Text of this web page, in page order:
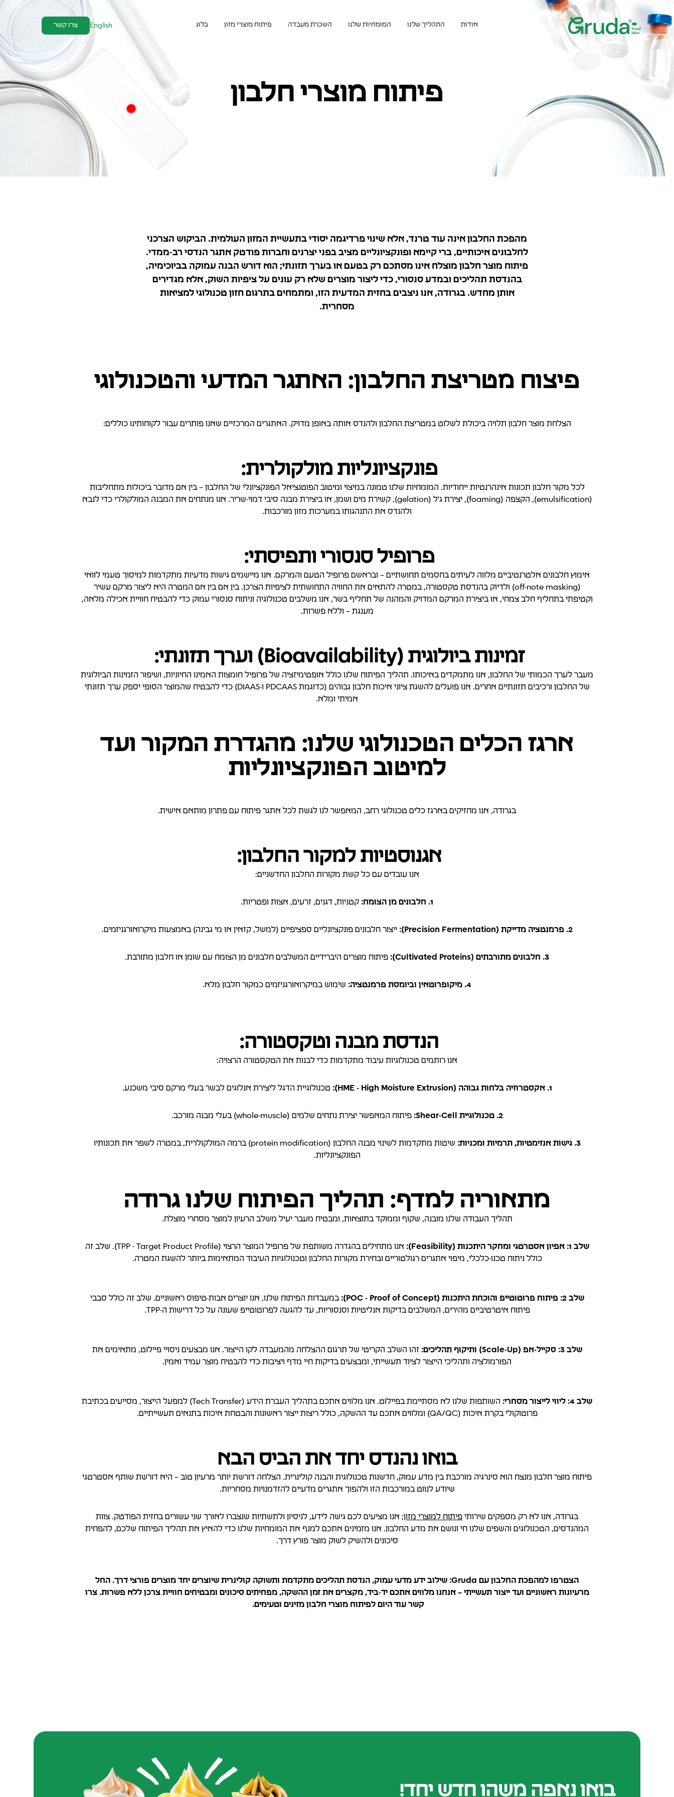
אודות התהליך שלנו המומחיות שלנו השכרת מעבדה פיתוח מוצרי מזון בלוג English צרו קשר
פיתוח מוצרי חלבון
מהפכת החלבון אינה עוד טרנד, אלא שינוי פרדיגמה יסודי בתעשיית המזון העולמית. הביקוש הצרכני
לחלבונים איכותיים, ברי קיימא ופונקציונליים מציב בפני יצרנים וחברות פודטק אתגר הנדסי רב-ממדי.
פיתוח מוצר חלבון מוצלח אינו מסתכם רק בטעם או בערך תזונתי; הוא דורש הבנה עמוקה בביוכימיה,
בהנדסת תהליכים ובמדע סנסורי, כדי ליצור מוצרים שלא רק עונים על ציפיות השוק, אלא מגדירים
אותן מחדש. בגרודה, אנו ניצבים בחזית המדעית הזו, ומתמחים בתרגום חזון טכנולוגי למציאות
מסחרית.
פיצוח מטריצת החלבון: האתגר המדעי והטכנולוגי
הצלחת מוצר חלבון תלויה ביכולת לשלוט במטריצת החלבון ולהנדס אותה באופן מדויק. האתגרים המרכזיים שאנו פותרים עבור לקוחותינו כוללים:
פונקציונליות מולקולרית:
לכל מקור חלבון תכונות אינהרנטיות ייחודיות. המומחיות שלנו טמונה במיצוי ומיטוב הפוטנציאל הפונקציונלי של החלבון – בין אם מדובר ביכולות מתחליבות
(emulsification), הקצפה (foaming), יצירת ג'ל (gelation), קשירת מים ושמן, או ביצירת מבנה סיבי דמוי-שריר. אנו מנתחים את המבנה המולקולרי כדי לנבא
ולהנדס את התנהגותו במערכות מזון מורכבות.
פרופיל סנסורי ותפיסתי:
אימוץ חלבונים אלטרנטיביים מלווה לעיתים בחסמים תחושתיים – ובראשם פרופיל הטעם והמרקם. אנו מיישמים גישות מדעיות מתקדמות למיסוך טעמי לוואי
(off-note masking) ולדיוק בהנדסת טקסטורה, במטרה להתאים את החוויה התחושתית לציפיות הצרכן. בין אם בין אם המטרה היא ליצור מרקם עשיר
וקטיפתי בתחליף חלב צמחי, או ביצירת המרקם המדויק והמהנה של תחליף בשר, אנו משלבים טכנולוגיה וניתוח סנסורי עמוק כדי להבטיח חוויית אכילה מלאה,
מענגת – וללא פשרות.
זמינות ביולוגית (Bioavailability) וערך תזונתי:
מעבר לערך הכמותי של החלבון, אנו מתמקדים באיכותו. תהליך הפיתוח שלנו כולל אופטימיזציה של פרופיל חומצות האמינו החיוניות, ושיפור הזמינות הביולוגית
של החלבון ורכיבים תזונתיים אחרים. אנו פועלים להשגת ציוני איכות חלבון גבוהים (כדוגמת PDCAAS ו-DIAAS) כדי להבטיח שהמוצר הסופי יספק ערך תזונתי
אמיתי ומלא.
ארגז הכלים הטכנולוגי שלנו: מהגדרת המקור ועד
למיטוב הפונקציונליות
בגרודה, אנו מחזיקים בארגז כלים טכנולוגי רחב, המאפשר לנו לגשת לכל אתגר פיתוח עם פתרון מותאם אישית.
אגנוסטיות למקור החלבון:
אנו עובדים עם כל קשת מקורות החלבון החדשניים:
1. חלבונים מן הצומח: קטניות, דגנים, זרעים, אצות ופטריות.
2. פרמנטציה מדייקת (Precision Fermentation): ייצור חלבונים פונקציונליים ספציפיים (למשל, קזאין או מי גבינה) באמצעות מיקרואורגניזמים.
3. חלבונים מתורבתים (Cultivated Proteins): פיתוח מוצרים היברידיים המשלבים חלבונים מן הצומח עם שומן או חלבון מתורבת.
4. מיקופרוטאין וביומסת פרמנטציה: שימוש במיקרואורגניזמים כמקור חלבון מלא.
הנדסת מבנה וטקסטורה:
אנו רותמים טכנולוגיות עיבוד מתקדמות כדי לבנות את הטקסטורה הרצויה:
1. אקסטרוזיה בלחות גבוהה (HME - High Moisture Extrusion): טכנולוגיית הדגל ליצירת אנלוגים לבשר בעלי מרקם סיבי משכנע.
2. טכנולוגיית Shear-Cell: פיתוח המאפשר יצירת נתחים שלמים (whole-muscle) בעלי מבנה מורכב.
3. גישות אנזימטיות, תרמיות ומכניות:
שיטות מתקדמות לשינוי מבנה החלבון (protein modification) ברמה המולקולרית, במטרה לשפר את תכונותיו
הפונקציונליות.
מתאוריה למדף: תהליך הפיתוח שלנו גרודה
תהליך העבודה שלנו מובנה, שקוף וממוקד בתוצאות, ומבטיח מעבר יעיל משלב הרעיון למוצר מסחרי מוצלח.
שלב 1: אפיון אסטרטגי ומחקר היתכנות (Feasibility):
אנו מתחילים בהגדרה משותפת של פרופיל המוצר הרצוי (TPP - Target Product Profile). שלב זה
כולל ניתוח טכנו-כלכלי, מיפוי אתגרים רגולטוריים ובחירת מקורות החלבון וטכנולוגיות העיבוד המתאימות ביותר להשגת המטרה.
שלב 2: פיתוח פרוטוטייפ והוכחת היתכנות (POC - Proof of Concept):
במעבדות הפיתוח שלנו, אנו יוצרים אבות-טיפוס ראשוניים. שלב זה כולל סבבי
פיתוח איטרטיביים מהירים, המשלבים בדיקות אנליטיות וסנסוריות, עד להגעה לפרוטוטייפ שעונה על כל דרישות ה-TPP.
שלב 3: סקייל-אפ (Scale-Up) ותיקוף תהליכים:
זהו השלב הקריטי של תרגום ההצלחה מהמעבדה לקו הייצור. אנו מבצעים ניסויי פיילוט, מתאימים את
הפורמולציה ותהליכי הייצור לציוד תעשייתי, ומבצעים בדיקות חיי מדף ויציבות כדי להבטיח מוצר עמיד ואמין.
שלב 4: ליווי לייצור מסחרי:
השותפות שלנו לא מסתיימת בפיילוט. אנו מלווים אתכם בתהליך העברת הידע (Tech Transfer) למפעל הייצור, מסייעים בכתיבת
פרוטוקולי בקרת איכות (QA/QC) ומלווים אתכם עד ההשקה, כולל ריצות ייצור ראשונות והבטחת איכות בתנאים תעשייתיים.
בואו נהנדס יחד את הביס הבא
פיתוח מוצר חלבון מנצח הוא סינרגיה מורכבת בין מדע עמוק, חדשנות טכנולוגית והבנה קולינרית. הצלחה דורשת יותר מרעיון טוב – היא דורשת שותף אסטרטגי
שיודע לנווט במורכבות הזו ולהפוך אתגרים מדעיים להזדמנויות מסחריות.
בגרודה, אנו לא רק מספקים שירותי פיתוח למוצרי מזון; אנו מציעים לכם גישה לידע, לניסיון ולתשתיות שנצברו לאורך שני עשורים בחזית הפודטק. צוות
המהנדסים, הטכנולוגים והשפים שלנו חי ונושם את מדע החלבון. אנו מזמינים אתכם למנף את המומחיות שלנו כדי להאיץ את תהליך הפיתוח שלכם, להפחית
סיכונים ולהשיק לשוק מוצר פורץ דרך.
הצטרפו למהפכת החלבון עם Gruda: שילוב ידע מדעי עמוק, הנדסת תהליכים מתקדמת ותשוקה קולינרית שיוצרים יחד מוצרים פורצי דרך. החל
מרעיונות ראשוניים ועד ייצור תעשייתי – אנחנו מלווים אתכם יד-ביד, מקצרים את זמן ההשקה, מפחיתים סיכונים ומבטיחים חוויית צרכן ללא פשרות. צרו
קשר עוד היום לפיתוח מוצרי חלבון מזינים וטעימים.
בואו נאפה משהו חדש יחד!